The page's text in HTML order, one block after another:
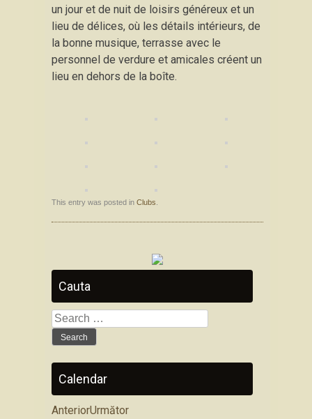
un jour et de nuit de loisirs généreux et un
lieu de délices, où les détails intérieurs, de
la bonne musique, terrasse avec le
personnel de verdure et amicales créent un
lieu en dehors de la boîte.
This entry was posted in Clubs
Cauta
Search
for:
Calendar
AnteriorUrmător